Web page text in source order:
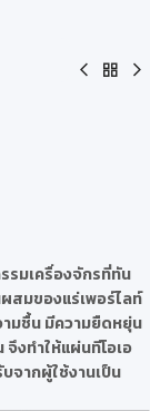
รมเครื่องจักรที่ทัน
สมของแร่เพอร์ไลท์
มชื้น มีความยืดหยุ่น
งทำให้แผ่นทีโอเอ
จากผู้ใช้งานเป็น